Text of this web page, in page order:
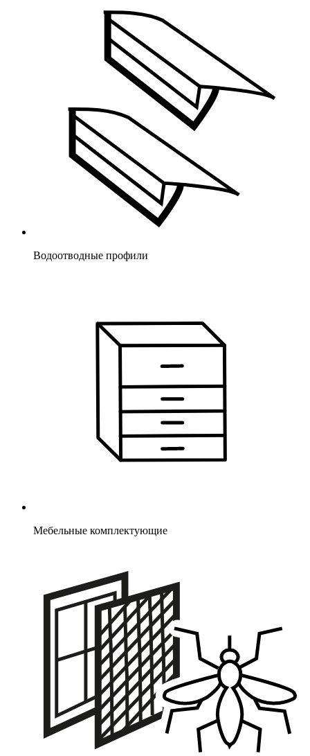
Водоотводные профили
Мебельные комплектующие